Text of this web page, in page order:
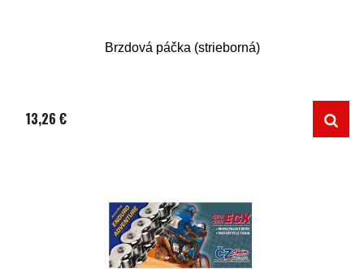
Brzdová páčka (strieborná)
13,26 €